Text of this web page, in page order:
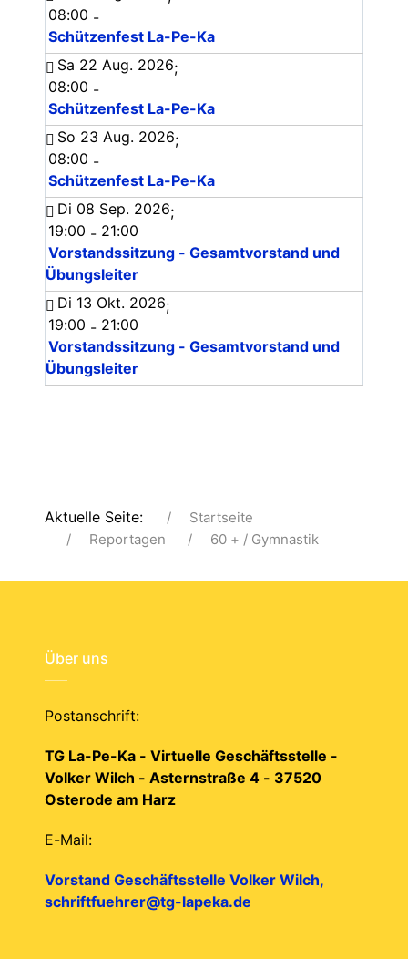
08:00 -
Schützenfest La-Pe-Ka
Sa 22 Aug. 2026;
08:00 -
Schützenfest La-Pe-Ka
So 23 Aug. 2026;
08:00 -
Schützenfest La-Pe-Ka
Di 08 Sep. 2026;
19:00 - 21:00
Vorstandssitzung - Gesamtvorstand und
Übungsleiter
Di 13 Okt. 2026;
19:00 - 21:00
Vorstandssitzung - Gesamtvorstand und
Übungsleiter
Aktuelle Seite:
Startseite
Reportagen
60 + / Gymnastik
Über uns
Postanschrift:
TG La-Pe-Ka - Virtuelle Geschäftsstelle -
Volker Wilch - Asternstraße 4 - 37520
Osterode am Harz
E-Mail:
Vorstand Geschäftsstelle Volker Wilch,
schriftfuehrer@tg-lapeka.de